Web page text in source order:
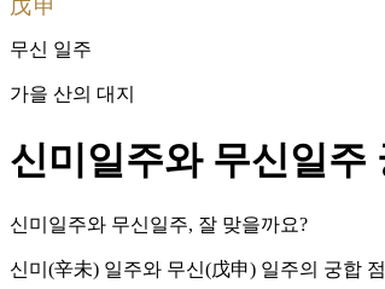
戊申
무신 일주
가을 산의 대지
신미일주와 무신일주
신미일주와 무신일주, 잘 맞을까요?
신미 (辛未) 일주와 무신(戊申) 일주의 궁합